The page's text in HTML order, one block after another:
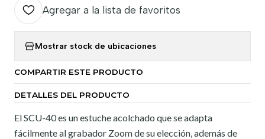
Agregar a la lista de favoritos
Mostrar stock de ubicaciones
COMPARTIR ESTE PRODUCTO
DETALLES DEL PRODUCTO
El SCU-40 es un estuche acolchado que se adapta
fácilmente al grabador Zoom de su elección, además de